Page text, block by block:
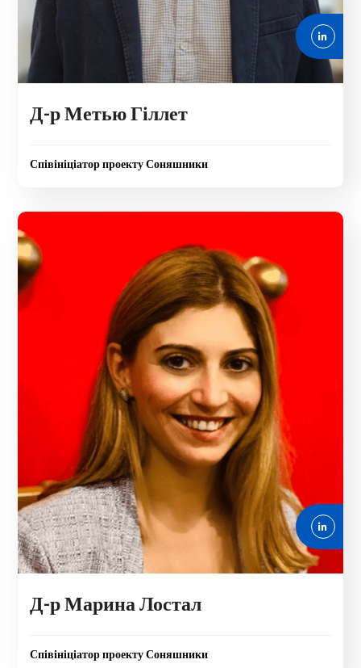
Д-р Метью Гіллет
Співініціатор проекту Соняшники
Д-р Марина Лостал
Співініціатор проекту Соняшники